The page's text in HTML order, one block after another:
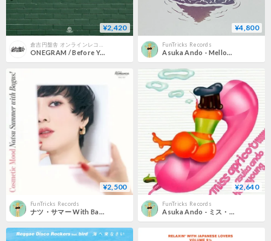
¥2,420
ONEGRAM / Before You Walk Out Of My Life (45trio Remix)(新品7"レコード)
¥4,800
FunTricks Records
Asuka Ando - Mellowmoood [2LP][Ultra-Vybe, Inc.] (USED)
¥2,500
FunTricks Records
ナツ・サマー With Bagus! - Ruv Bytes [Cosmetic Mood / Cosmetic Dub] [7][It's A Romance]
¥2,640
FunTricks Records
Asuka Ando - ミス・アプリコット [7][Gardenia Garden]